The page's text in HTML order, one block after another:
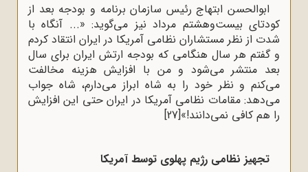
ابوالحسن ابتهاج رئیس سازمان برنامه و بودجه بعد از
کودتای بیست‌وهشتم مرداد نیز می‌گوید: «... آنگاه با
شدت از نظر مستشاران نظامی آمریکا در ایران انتقاد کردم
و گفتم هر سال هنگامی که بودجه ارتش ایران برای سال
بعد منتشر می‌شود و من با افزایش هزینه مخالفت
می‌کنم و نظر خود را به شاه ابراز می‌دارم، شاه جواب
می‌دهد: مقامات نظامی آمریکا در ایران حتی این افزایش
را هم کافی نمی‌دانند!»[27]
تجهیز نظامی رژیم پهلوی توسط آمریکا